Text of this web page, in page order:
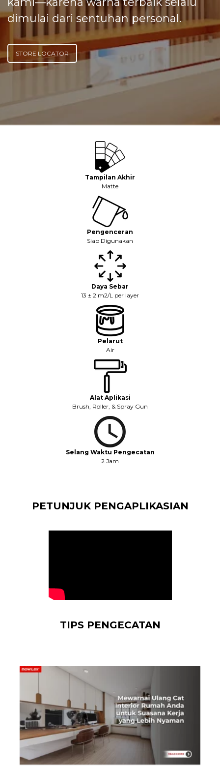
dimulai dari sentuhan personal.
STORE LOCATOR
Tampilan Akhir
Matte
Pengenceran
Siap Digunakan
Daya Sebar
13 ± 2 m2/L per layer
Pelarut
Air
Alat Aplikasi
Brush, Roller, & Spray Gun
Selang Waktu Pengecatan
2 Jam
PETUNJUK PENGAPLIKASIAN
TIPS PENGECATAN